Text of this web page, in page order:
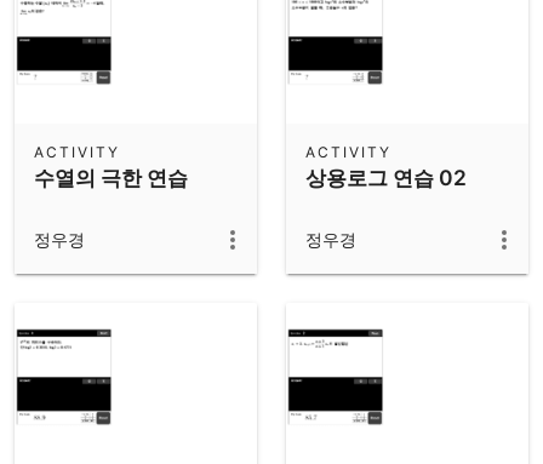
수열의 극한 연습
ACTIVITY
정우경
상용로그 연습 02
ACTIVITY
정우경